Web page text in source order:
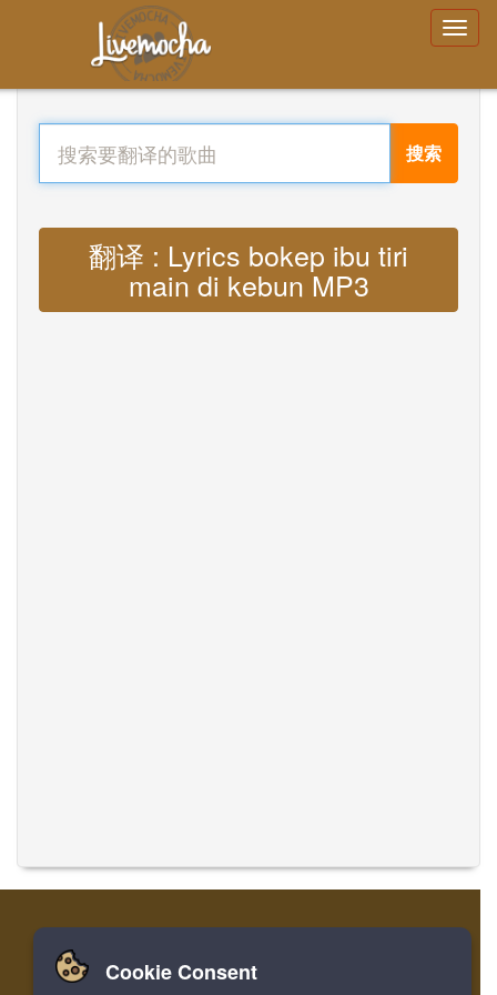
搜索
翻译 : Lyrics bokep ibu tiri
main di kebun MP3
家 登录 寄存器
Cookie Consent